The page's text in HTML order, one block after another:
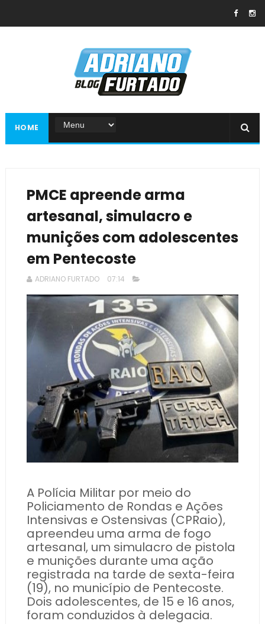
HOME
PMCE apreende arma
artesanal, simulacro e
munições com adolescentes
em Pentecoste
ADRIANO FURTADO 07:14
A Polícia Militar por meio do
Policiamento de Rondas e Ações
Intensivas e Ostensivas (CPRaio),
apreendeu uma arma de fogo
artesanal, um simulacro de pistola
e munições durante uma ação
registrada na tarde de sexta-feira
(19), no município de Pentecoste.
Dois adolescentes, de 15 e 16 anos,
foram conduzidos à delegacia.